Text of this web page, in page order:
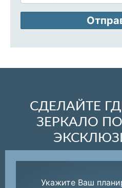
СДЕЛАЙТЕ
ЗЕРКАЛО
Укажите Ваш